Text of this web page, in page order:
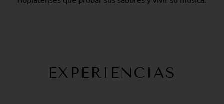
EXPERIENCIAS